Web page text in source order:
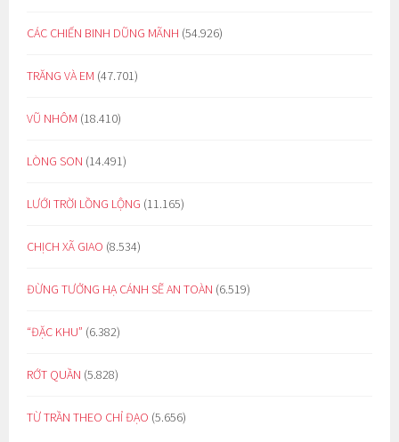
CÁC CHIẾN BINH DŨNG MÃNH (54.926)
TRĂNG VÀ EM (47.701)
VŨ NHÔM (18.410)
LÒNG SON (14.491)
LƯỚI TRỜI LỒNG LỘNG (11.165)
CHỊCH XÃ GIAO (8.534)
ĐỪNG TƯỞNG HẠ CÁNH SẼ AN TOÀN (6.519)
“ĐẶC KHU” (6.382)
RỚT QUẦN (5.828)
TỪ TRẦN THEO CHỈ ĐẠO (5.656)